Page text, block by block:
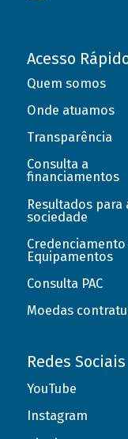
Acesso
Quem somos
Onde atuamos
Transparência
Consulta a
financiamentos
Resultados para
sociedade
Credenciamento
Equipamentos
Consulta PAC
Moedas
Redes Sociais
YouTube
Instagram